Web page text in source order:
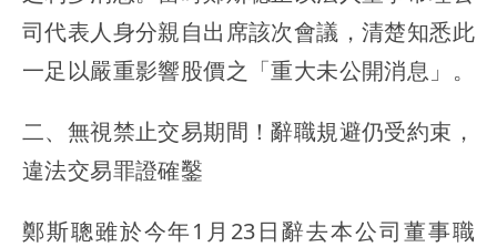
司代表人身分親自出席該次會議，清楚知悉此
一足以嚴重影響股價之「重大未公開消息」。
二、無視禁止交易期間！辭職規避仍受約束，
違法交易罪證確鑿
鄭斯聰雖於今年1月23日辭去本公司董事職